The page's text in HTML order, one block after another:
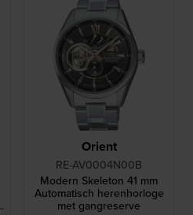
Orient
RE-AV0004N00B
Modern Skeleton 41 mm
Automatisch herenhorloge
met gangreserve